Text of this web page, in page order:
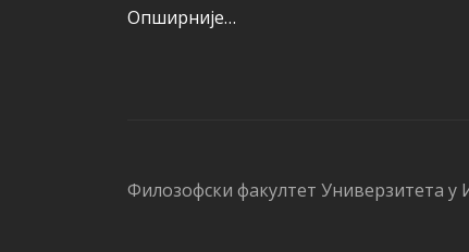
Опширније…
Филозофски факултет Универзитета